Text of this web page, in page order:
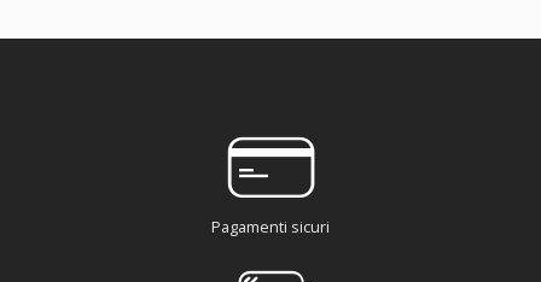
Pagamenti sicuri